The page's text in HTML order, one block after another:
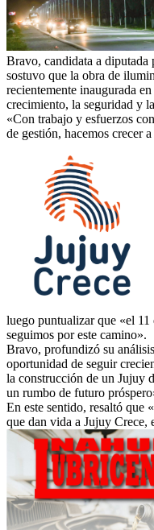
Bravo, candidata a
sostuvo que la obra de
recientemente inaugurada
crecimiento, la seguridad y
«Con trabajo y esfuerzos
de gestión, hacemos crecer
luego puntualizar que «el
seguimos por este camino».
Bravo, profundizó su
oportunidad de seguir
la construcción de un Jujuy
un rumbo de futuro
En este sentido, resaltó que
que dan vida a Jujuy Crece,